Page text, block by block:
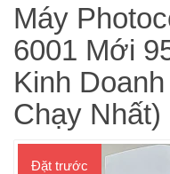
Máy
6001 Mới
Kinh
Chạy Nhất)
Đặt trước